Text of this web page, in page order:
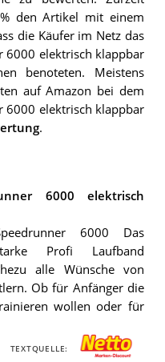
den Artikel mit einem
die Käufer im Netz das
6000 elektrisch klappbar
benoteten. Meistens
auf Amazon bei dem
6000 elektrisch klappbar
.
6000 elektrisch
6000 Das
Profi Laufband
alle Wünsche von
Ob für Anfänger die
wollen oder für
TEXTQUELLE: